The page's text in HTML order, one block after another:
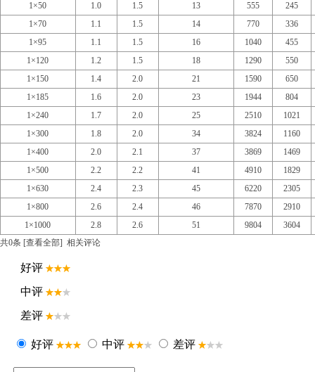
1×50
1.0 1.5 13 555
245
1×70
1.1 1.5 14 770
336
1×95
1.1 1.5 16 1040
455
1×120
1.2 1.5 18 1290
550
1×150
1.4 2.0 21 1590
650
1×185
1.6 2.0 23 1944
804
1×240
1.7 2.0 25 2510
1021
1×300
1.8 2.0 34 3824
1160
1×400
2.0 2.1 37 3869
1469
1×500
2.2 2.2 41 4910
1829
1×630
2.4 2.3 45 6220
2305
1×800
2.6 2.4 46 7870
2910
1×1000
2.8 2.6 51 9804
3604
共0条 [查看全部] 相关评论